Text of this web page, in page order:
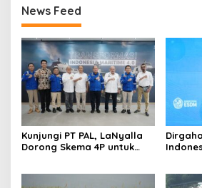
News Feed
Kunjungi PT PAL, LaNyalla
Dorong Skema 4P untuk